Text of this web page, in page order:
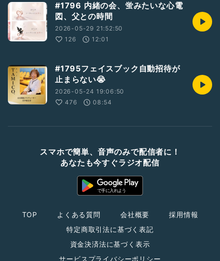
#1796 内緒の会、蛍みたいな心電
図、父との時間
2026-05-29 21:52:50
126
12:01
#1795フェイスブック自動招待が
止まらない😭
2026-05-24 19:06:50
476
08:54
スマホで簡単、音声のみで配信者に！
あなたも今すぐラジオ配信
TOP よくある質問 会社概要
採用情報
特定商取引法に基づく表記
資金決済法に基づく表示
サービスプライバシーポリシー